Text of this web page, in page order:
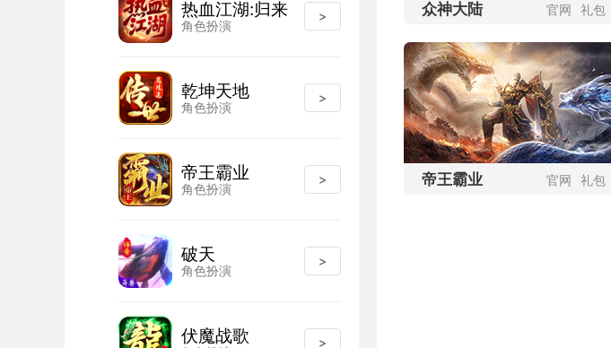
热血江湖:归来
角色扮演
>
乾坤天地
角色扮演
>
帝王霸业
角色扮演
>
破天
角色扮演
>
伏魔战歌 >
众神大陆 官网 礼包
帝王霸业 官网 礼包